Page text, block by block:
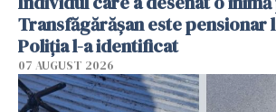
Transfăgărășan este pensionar
Poliția l-a identificat
07 AUGUST 2026